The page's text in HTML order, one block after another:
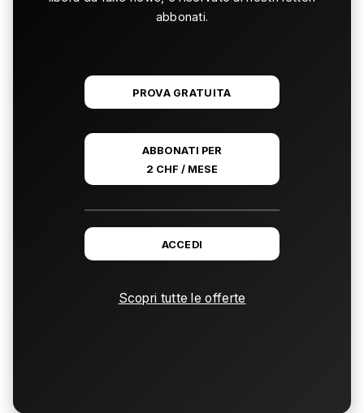
abbonati.
PROVA GRATUITA
ABBONATI PER
2 CHF / MESE
ACCEDI
Scopri tutte le offerte